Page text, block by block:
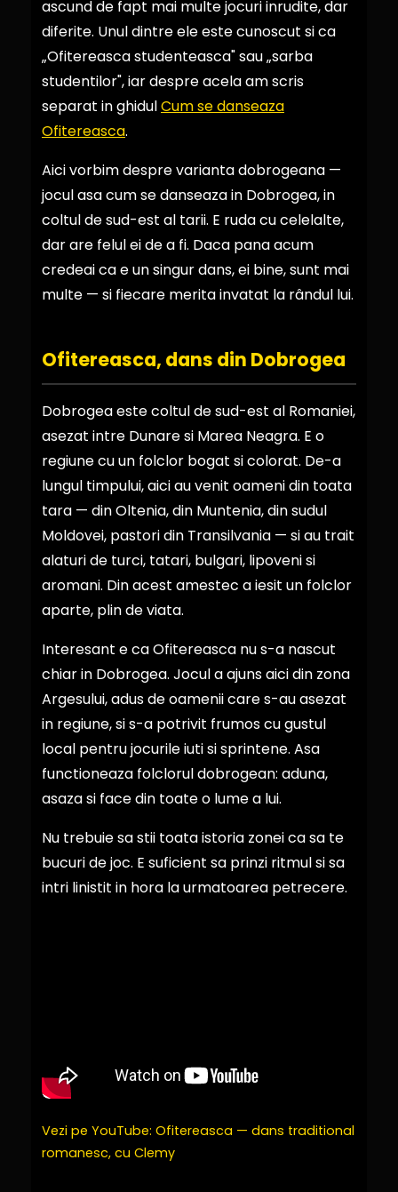
ascund de fapt mai multe jocuri inrudite, dar
diferite. Unul dintre ele este cunoscut si ca
„Ofitereasca studenteasca" sau „sarba
studentilor", iar despre acela am scris
separat in ghidulCum se danseaza
Ofitereasca.
Aici vorbim despre varianta dobrogeana —
jocul asa cum se danseaza in Dobrogea, in
coltul de sud-est al tarii. E ruda cu celelalte,
dar are felul ei de a fi. Daca pana acum
credeai ca e un singur dans, ei bine, sunt mai
multe — si fiecare merita invatat la rândul lui.
Ofitereasca, dans din Dobrogea
Dobrogea este coltul de sud-est al Romaniei,
asezat intre Dunare si Marea Neagra. E o
regiune cu un folclor bogat si colorat. De-a
lungul timpului, aici au venit oameni din toata
tara — din Oltenia, din Muntenia, din sudul
Moldovei, pastori din Transilvania — si au trait
alaturi de turci, tatari, bulgari, lipoveni si
aromani. Din acest amestec a iesit un folclor
aparte, plin de viata.
Interesant e ca Ofitereasca nu s-a nascut
chiar in Dobrogea. Jocul a ajuns aici din zona
Argesului, adus de oamenii care s-au asezat
in regiune, si s-a potrivit frumos cu gustul
local pentru jocurile iuti si sprintene. Asa
functioneaza folclorul dobrogean: aduna,
asaza si face din toate o lume a lui.
Nu trebuie sa stii toata istoria zonei ca sa te
bucuri de joc. E suficient sa prinzi ritmul si sa
intri linistit in hora la urmatoarea petrecere.
Vezi pe YouTube: Ofitereasca — dans traditional
romanesc, cu Clemy